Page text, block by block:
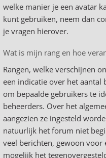
welke manier je een avatar
kunt gebruiken, neem dan
je vragen hierover.
Wat is mijn rang en hoe
Rangen, welke verschijnen
een indicatie over het aantal
om bepaalde gebruikers te
beheerders. Over het
aangezien ze ingesteld
natuurlijk het forum niet
veel berichten, gewoon voor
mogelijk het